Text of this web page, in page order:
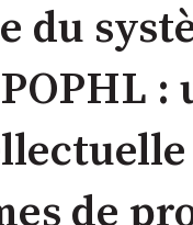
du
:
de